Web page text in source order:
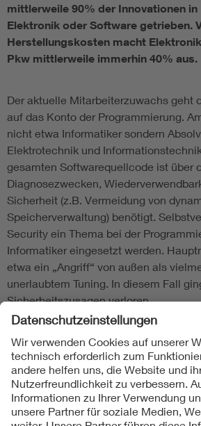
mittlerweile 90% der Innovationen in
Elektronik oder Software getrieben.
Herstellungskosten macht
Pkw mittlerweile immerhin 40% aus.
Der aktuelle Mitarbeiterzuwachs geht
auf das Konto der Programmierung.
nicht etwa Informatiker sondern
Elektrotechnik und
gesamten Softwarequellcode ist über
Diagnosezwecken,
Sicherheit (z.B. Vermeidung von
Speicherverwaltung) benötigt.
Security ein Thema bei der
Informatiker eingesetzt werden.
etwa ein „Angriff“ von außen als
unerlaubtem Tuning. In diesem Fall
Sicherheitszusagen verloren.
Folgen Sie uns